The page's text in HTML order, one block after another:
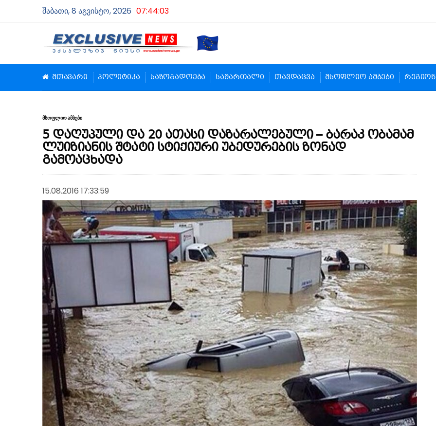
შაბათი, 8 აგვისტო, 2026 07:44:04
მთავარი პოლიტიკა საზოგადოება სამართალი თავდაცვა მსოფლიო ამბები
მსოფლიო ამბები
5 დაღუპული და 20 ათასი დაზარალებული – ბარაკ ობამამ
ლუიზიანის შტატი სტიქიური უბედურების ზონად
გამოაცხადა
15.08.2016 17:33:59